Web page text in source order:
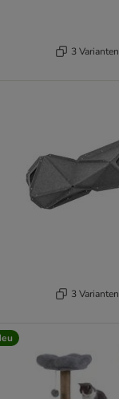
3 Varianten
3 Varianten